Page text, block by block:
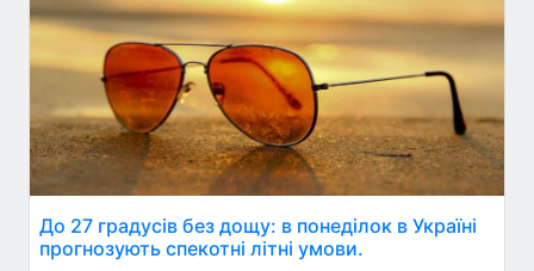
До 27 градусів без дощу: в понеділок в Україні
прогнозують спекотні літні умови.